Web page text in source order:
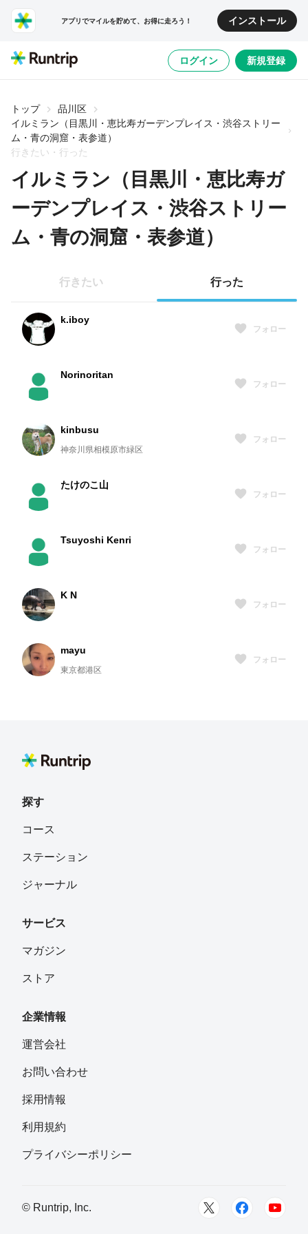
アプリでマイルを貯めて、お得に走ろう！ インストール
ログイン 新規登録
トップ
品川区
イルミラン（目黒川・恵比寿ガーデンプレイス・渋谷ストリー
ム・青の洞窟・表参道）
行きたい・行った
イルミラン（目黒川・恵比寿ガ
ーデンプレイス・渋谷ストリー
ム・青の洞窟・表参道）
行きたい 行った
k.iboy
フォロー
Norinoritan
フォロー
kinbusu
神奈川県相模原市緑区
フォロー
たけのこ山
フォロー
Tsuyoshi Kenri
フォロー
K N
フォロー
mayu
東京都港区
フォロー
Naoko Kinami
探す
コース
ステーション
ジャーナル
サービス
マガジン
ストア
企業情報
運営会社
お問い合わせ
採用情報
利用規約
プライバシーポリシー
© Runtrip, Inc.